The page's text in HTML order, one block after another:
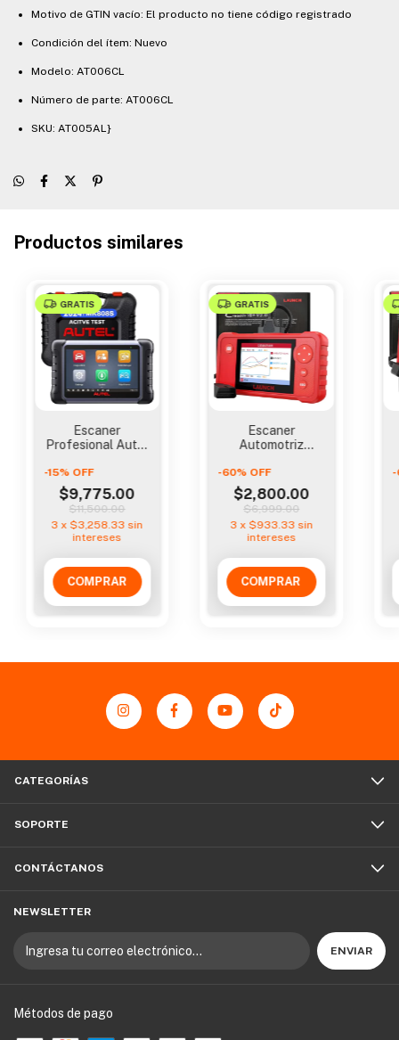
Motivo de GTIN vacío: El producto no tiene código registrado
Condición del ítem: Nuevo
Modelo: AT006CL
Número de parte: AT006CL
SKU: AT005AL}
Productos similares
GRATIS
Escaner
Profesional Autel
-15% OFF
$9,775.00
$11,500.00
3 x $3,258.33 sin
intereses
GRATIS
Escaner
Automotriz
Vii+ Motor,
Transmision, A
-60% OFF
$2,800.00
$6,999.00
3 x $933.33 sin
intereses
-
CATEGORÍAS
SOPORTE
CONTÁCTANOS
NEWSLETTER
Métodos de pago